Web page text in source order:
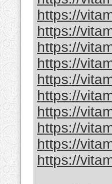
https://
https://
https://
https://
https://
https://
https://
https://
https://
https://